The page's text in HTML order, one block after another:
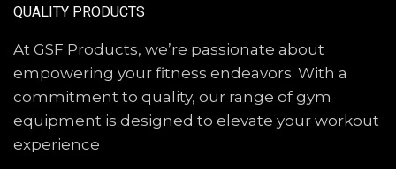
QUALITY PRODUCTS
At GSF Products, we’re passionate about
empowering your fitness endeavors. With a
commitment to quality, our range of gym
equipment is designed to elevate your workout
experience